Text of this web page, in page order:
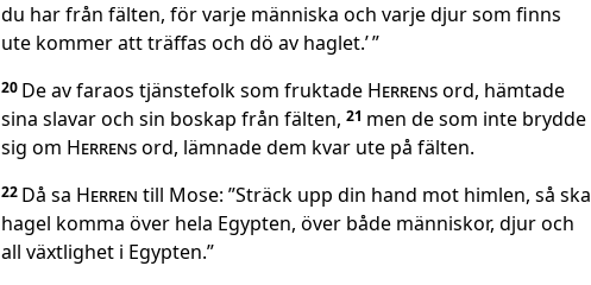
du har från fälten, för varje människa och varje djur som finns
ute kommer att träffas och dö av haglet.’ ”
20 De av faraos tjänstefolk som fruktade Herrensord, hämtade
sina slavar och sin boskap från fälten, 21 men de som inte brydde
sig om Herrensord, lämnade dem kvar ute på fälten.
22 Då sa Herren till Mose: ”Sträck upp din hand mot himlen, så ska
hagel komma över hela Egypten, över både människor, djur och
all växtlighet i Egypten.”